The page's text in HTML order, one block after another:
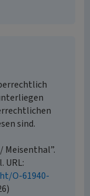
sind.
Meisenthal”.
URL:
O-61940-